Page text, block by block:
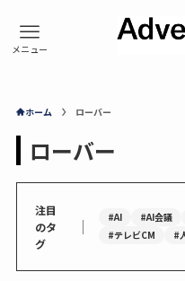
ホーム ローバー
ローバー
注目
のタ
グ
｜ #AI #AI会議
#テレビCM
#